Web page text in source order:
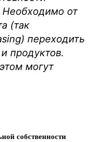
Необходимо от
(так
переходить
продуктов.
могут
собственности